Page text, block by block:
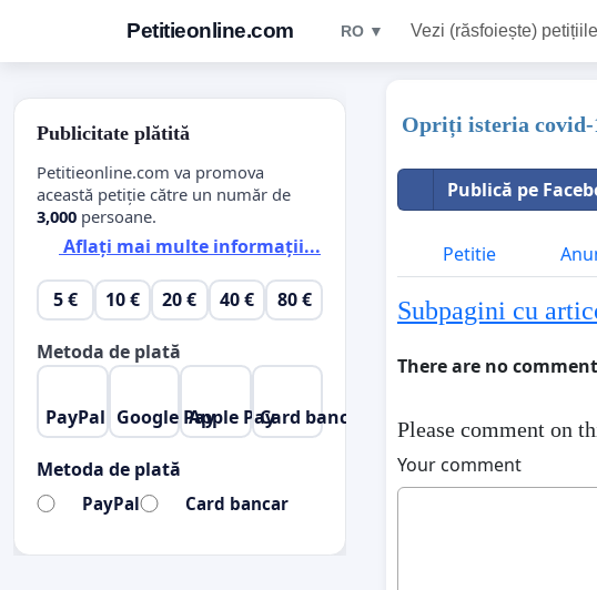
Petitieonline.com RO ▼ Vezi (răsfoiește) petițiile
Opriți isteria covid-
Publică pe
Petitie
Subpagini cu
There are no
Please comment on
Your comment
Publicitate plătită
Petitieonline.com va promova
această petiție către un număr de
3,000 persoane.
Aflați mai multe informații...
5 € 10 € 20 € 40 € 80 €
Metoda de plată
PayPal Google PayApple PayCard bancar
Metoda de plată
PayPal Card bancar